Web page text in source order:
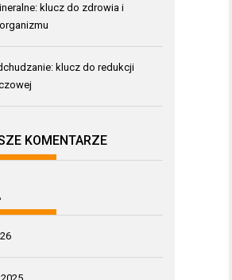
klucz do zdrowia i
klucz do redukcji
KOMENTARZE